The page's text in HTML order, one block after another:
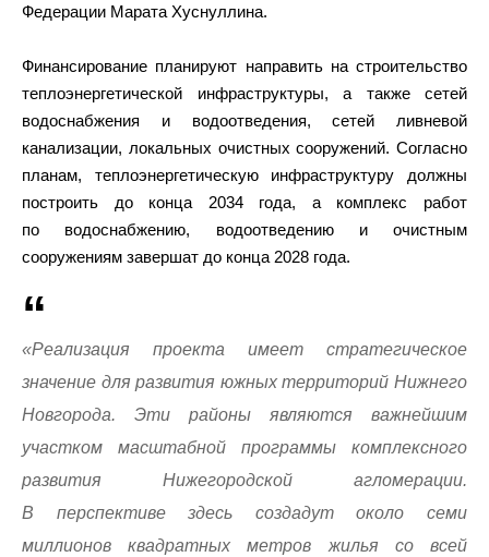
Федерации Марата Хуснуллина.
Финансирование планируют направить на строительство
теплоэнергетической инфраструктуры, а также сетей
водоснабжения и водоотведения, сетей ливневой
канализации, локальных очистных сооружений. Согласно
планам, теплоэнергетическую инфраструктуру должны
построить до конца 2034 года, а комплекс работ
по водоснабжению, водоотведению и очистным
сооружениям завершат до конца 2028 года.
«Реализация проекта имеет стратегическое
значение для развития южных территорий Нижнего
Новгорода. Эти районы являются важнейшим
участком масштабной программы комплексного
развития Нижегородской агломерации.
В перспективе здесь создадут около семи
миллионов квадратных метров жилья со всей